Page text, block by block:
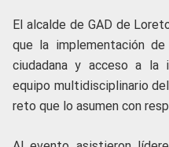
El alcalde de GAD de
que la implementación
ciudadana y acceso a la
equipo multidisciplinario
reto que lo asumen con